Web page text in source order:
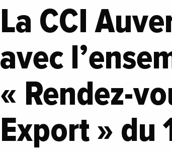
La CCI
avec
« Rendez-
Export » du